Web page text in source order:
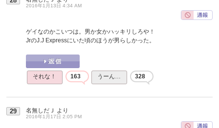
2016年1月13日 4:34 AM
ゲイなのかこいつは。男か女かハッキリしろや！
JrのJ.J Expressにいた頃のほうが男らしかった。
それな！ 163 うーん… 328
29 名無しだＪ より
2016年1月17日 2:05 PM